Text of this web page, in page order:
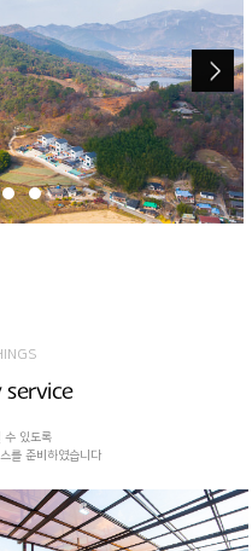
수 있도록
를 준비하였습니다